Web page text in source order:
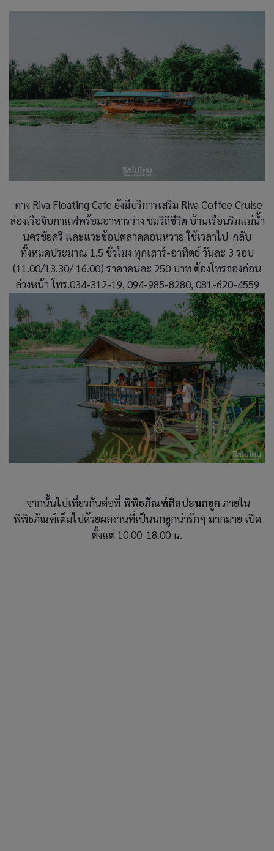
ทาง Riva Floating Cafe ยังมีบริการเสริม Riva Coffee Cruise
ล่องเรือจิบกาแฟพร้อมอาหารว่าง ชมวิถีชีวิต บ้านเรือนริมแม่น้ำ
นครชัยศรี และแวะช้อปตลาดดอนหวาย ใช้เวลาไป-กลับ
ทั้งหมดประมาณ 1.5 ชั่วโมง ทุกเสาร์-อาทิตย์ วันละ 3 รอบ
(11.00/13.30/ 16.00) ราคาคนละ 250 บาท ต้องโทรจองก่อน
ล่วงหน้า โทร.034-312-19, 094-985-8280, 081-620-4559
จากนั้นไปเที่ยวกันต่อที่ พิพิธภัณฑ์ศิลปะนกฮูก ภายใน
พิพิธภัณฑ์เต็มไปด้วยผลงานที่เป็นนกฮูกน่ารักๆ มากมาย เปิด
ตั้งแต่ 10.00-18.00 น.